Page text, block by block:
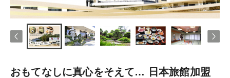
おもてなしに真心をそえて… 日本旅館加盟